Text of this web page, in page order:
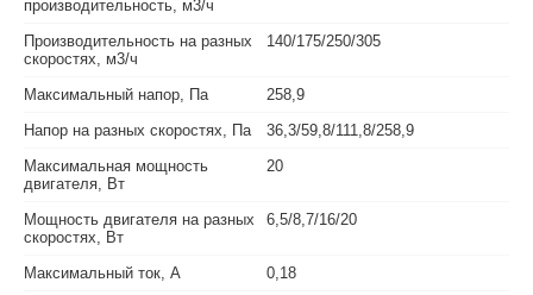
производительность, м3/ч
Производительность на разных
скоростях, м3/ч
140/175/250/305
Максимальный напор, Па
258,9
Напор на разных скоростях, Па
36,3/59,8/111,8/258,9
Максимальная мощность
двигателя, Вт
20
Мощность двигателя на разных
скоростях, Вт
6,5/8,7/16/20
Максимальный ток, А
0,18